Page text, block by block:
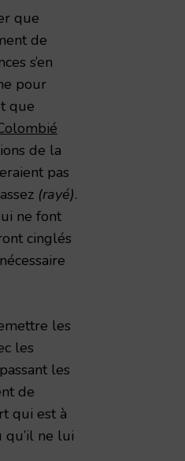
que
de
s’en
pour
que
de la
pas
(rayé).
ne font
cinglés
les
les
les
de
qui est à
qu’il ne lui